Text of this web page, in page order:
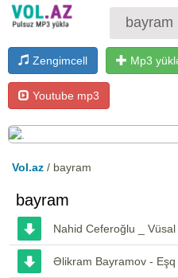
Zengimcell Mp3
Youtube mp3
Vol.az / bayram
bayram
Nahid Ceferoğlu _
Əlikram Bayramov - Eşq